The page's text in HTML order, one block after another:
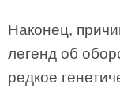
Наконец,
легенд об
редкое